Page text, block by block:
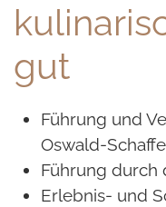
gut
Führung und
Oswald-
Führung durch
Erlebnis- und